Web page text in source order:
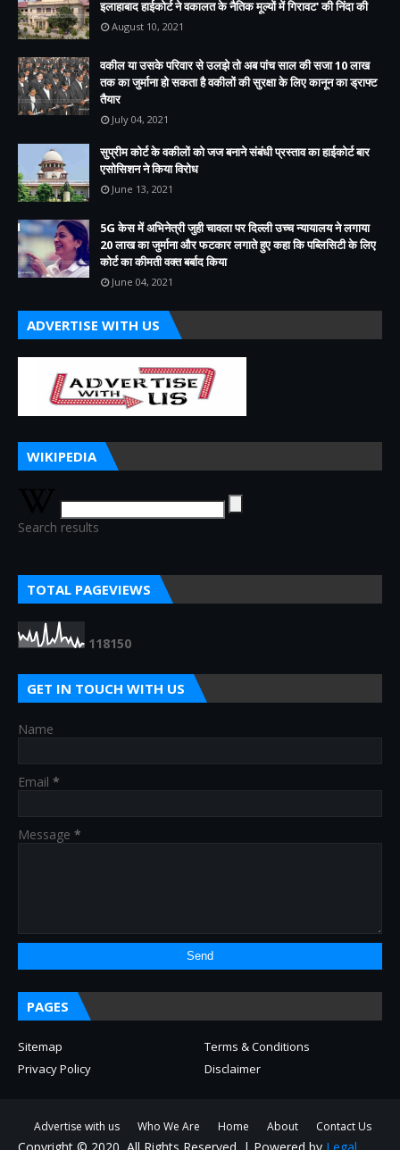
इलाहाबाद हाईकोर्ट ने वकालत के नैतिक मूल्यों में गिरावट' की निंदा की
August 10, 2021
वकील या उसके परिवार से उलझे तो अब पांच साल की सजा 10 लाख
तक का जुर्माना हो सकता है वकीलों की सुरक्षा के लिए कानून का ड्राफ्ट
तैयार
July 04, 2021
सुप्रीम कोर्ट के वकीलों को जज बनाने संबंधी प्रस्ताव का हाईकोर्ट बार
एसोसिशन ने किया विरोध
June 13, 2021
5G केस में अभिनेत्री जुही चावला पर दिल्ली उच्च न्यायालय ने लगाया
20 लाख का जुर्माना और फटकार लगाते हुए कहा कि पब्लिसिटी के लिए
कोर्ट का कीमती वक्त बर्बाद किया
June 04, 2021
ADVERTISE WITH US
WIKIPEDIA
Search results
TOTAL PAGEVIEWS
118150
GET IN TOUCH WITH US
Name
Email *
Message *
PAGES
Sitemap
Terms & Conditions
Privacy Policy
Disclaimer
Advertise with us Who We Are Home About Contact Us